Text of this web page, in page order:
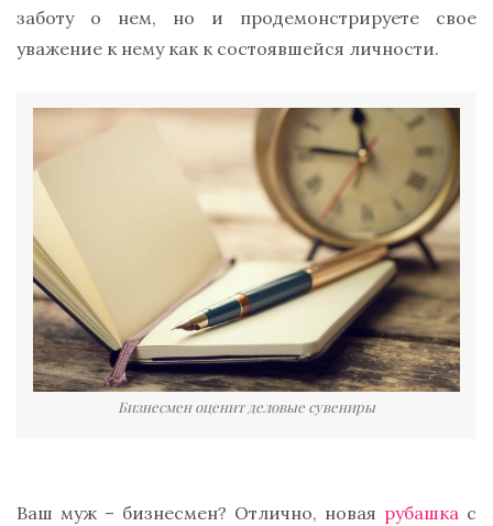
заботу о нем, но и продемонстрируете свое
уважение к нему как к состоявшейся личности.
Бизнесмен оценит деловые сувениры
Ваш муж – бизнесмен? Отлично, новая рубашка с